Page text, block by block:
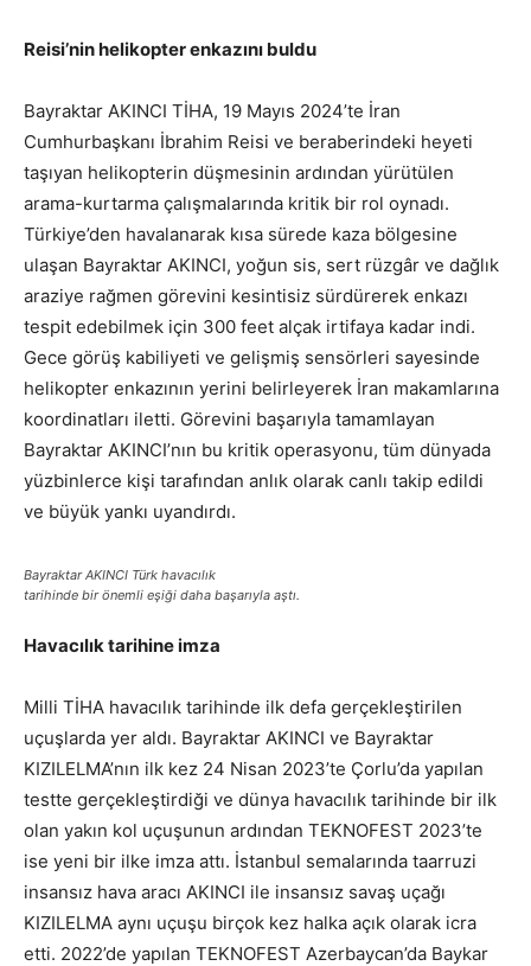
Reisi’nin helikopter enkazını buldu
Bayraktar AKINCI TİHA, 19 Mayıs 2024’te İran
Cumhurbaşkanı İbrahim Reisi ve beraberindeki heyeti
taşıyan helikopterin düşmesinin ardından yürütülen
arama-kurtarma çalışmalarında kritik bir rol oynadı.
Türkiye’den havalanarak kısa sürede kaza bölgesine
ulaşan Bayraktar AKINCI, yoğun sis, sert rüzgâr ve dağlık
araziye rağmen görevini kesintisiz sürdürerek enkazı
tespit edebilmek için 300 feet alçak irtifaya kadar indi.
Gece görüş kabiliyeti ve gelişmiş sensörleri sayesinde
helikopter enkazının yerini belirleyerek İran makamlarına
koordinatları iletti. Görevini başarıyla tamamlayan
Bayraktar AKINCI’nın bu kritik operasyonu, tüm dünyada
yüzbinlerce kişi tarafından anlık olarak canlı takip edildi
ve büyük yankı uyandırdı.
Bayraktar AKINCI Türk havacılık
tarihinde bir önemli eşiği daha başarıyla aştı.
Havacılık tarihine imza
Milli TİHA havacılık tarihinde ilk defa gerçekleştirilen
uçuşlarda yer aldı. Bayraktar AKINCI ve Bayraktar
KIZILELMA’nın ilk kez 24 Nisan 2023’te Çorlu’da yapılan
testte gerçekleştirdiği ve dünya havacılık tarihinde bir ilk
olan yakın kol uçuşunun ardından TEKNOFEST 2023’te
ise yeni bir ilke imza attı. İstanbul semalarında taarruzi
insansız hava aracı AKINCI ile insansız savaş uçağı
KIZILELMA aynı uçuşu birçok kez halka açık olarak icra
etti. 2022’de yapılan TEKNOFEST Azerbaycan’da Baykar